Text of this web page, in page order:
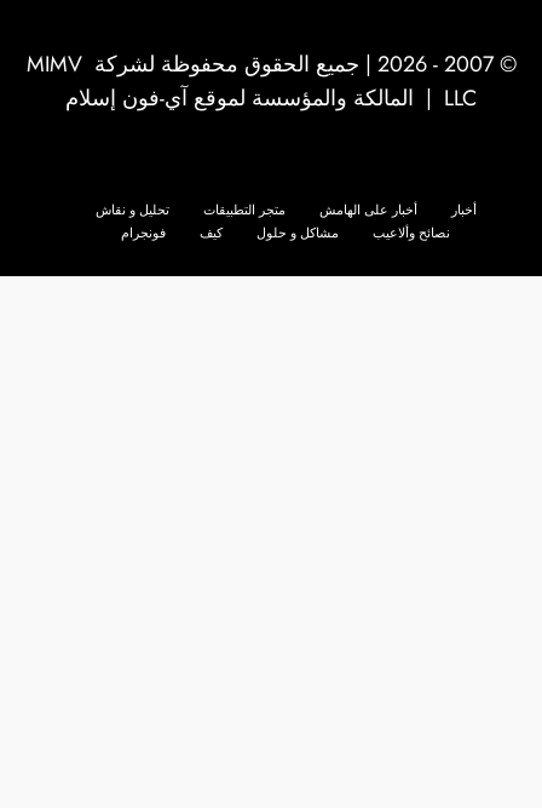
© 2007 - 2026 | جميع الحقوق محفوظة لشركة
MIMV
LLC | المالكة والمؤسسة لموقع آي-فون إسلام
أخبار أخبار على الهامش متجر التطبيقات
تحليل و نقاش
نصائح وألاعيب
مشاكل و حلول كيف فونجرام